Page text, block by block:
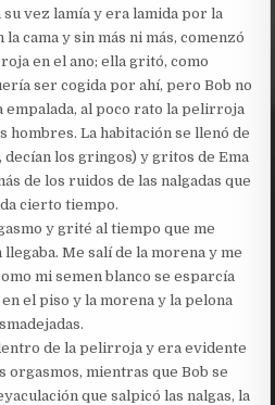
su vez lamía y era lamida por la
cama y sin más ni más, comenzó
en el ano; ella gritó, como
ser cogida por ahí, pero Bob no
empalada, al poco rato la pelirroja
hombres. La habitación se llenó de
decían los gringos) y gritos de Ema
de los ruidos de las nalgadas que
cierto tiempo.
y grité al tiempo que me
Me salí de la morena y me
mi semen blanco se esparcía
el piso y la morena y la pelona
de la pelirroja y era evidente
orgasmos, mientras que Bob se
que salpicó las nalgas, la